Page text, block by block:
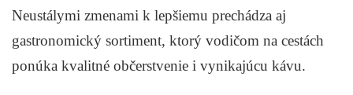
Neustálymi zmenami k lepšiemu prechádza aj
gastronomický sortiment, ktorý vodičom na cestách
ponúka kvalitné občerstvenie i vynikajúcu kávu.